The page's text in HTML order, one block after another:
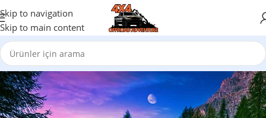
Skip to navigation
Skip to main content